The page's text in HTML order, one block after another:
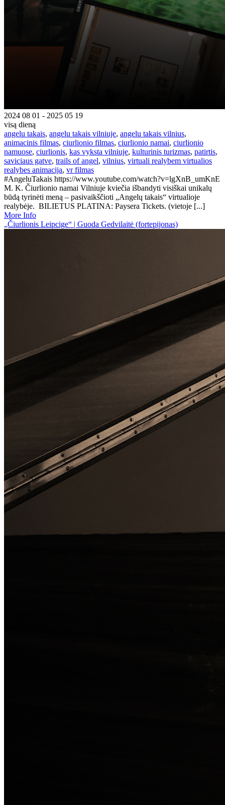
2024 08 01 - 2025 05 19
visą dieną
angelu takais, angelu takais vilniuje, angelu takais vilnius,
animacinis filmas, ciurlionio filmas, ciurlionio namai, ciurlionio
namuose, ciurlionis, kas vyksta vilniuje, kulturinis turizmas, patirtis,
saviciaus gatve, trails of angel, vilnius, virtuali realybem virtualios
realybes animacija, vr filmas
#AngeluTakais https://www.youtube.com/watch?v=lgXnB_umKnE
M. K. Čiurlionio namai Vilniuje kviečia išbandyti visiškai unikalų
būdą tyrinėti meną – pasivaikščioti „Angelų takais“ virtualioje
realybėje. BILIETUS PLATINA: Paysera Tickets. (vietoje [...]
More Info
„Čiurlionis Leipcige“ | Guoda Gedvilaitė (fortepijonas)